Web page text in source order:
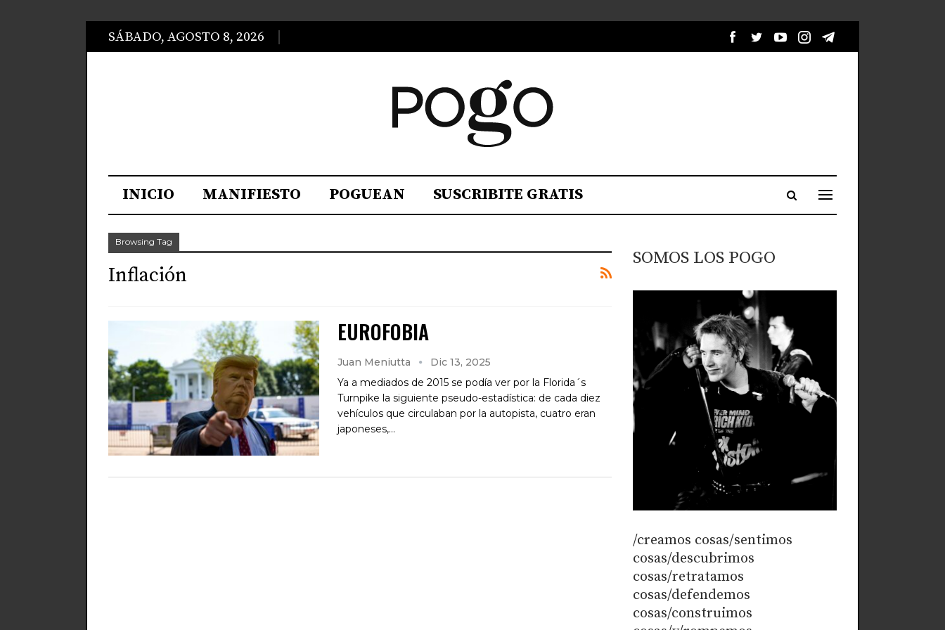
SÁBADO, AGOSTO 8, 2026
INICIO MANIFIESTO POGUEAN SUSCRIBITE GRATIS
Browsing Tag
Inflación
EUROFOBIA
Juan Meniutta
Dic 13, 2025
Ya a mediados de 2015 se podía ver por la Florida´s
Turnpike la siguiente pseudo-estadística: de cada diez
vehículos que circulaban por la autopista, cuatro eran
japoneses,…
SOMOS LOS POGO
/creamos cosas/sentimos
cosas/descubrimos
cosas/retratamos
cosas/defendemos
cosas/construimos